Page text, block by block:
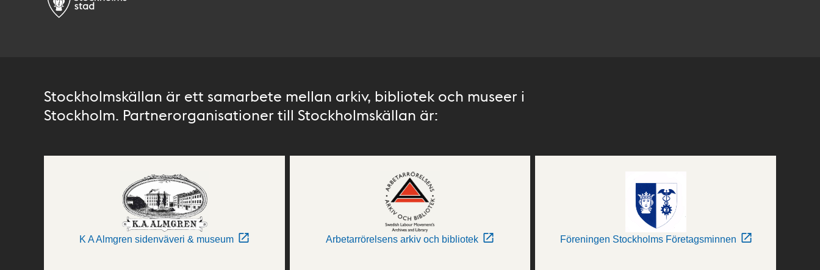
Stockholmskällan är ett samarbete mellan arkiv, bibliotek och museer i
Stockholm. Partnerorganisationer till Stockholmskällan är:
K A Almgren sidenväveri & museum Arbetarrörelsens arkiv och bibliotek Föreningen Stockholms Företagsminnen